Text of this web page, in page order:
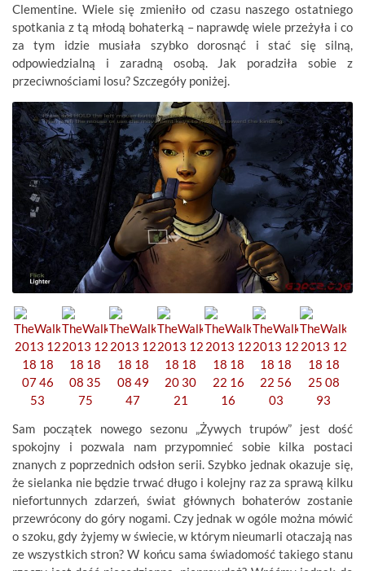
Clementine. Wiele się zmieniło od czasu naszego ostatniego
spotkania z tą młodą bohaterką – naprawdę wiele przeżyła i co
za tym idzie musiała szybko dorosnąć i stać się silną,
odpowiedzialną i zaradną osobą. Jak poradziła sobie z
przeciwnościami losu? Szczegóły poniżej.
Sam początek nowego sezonu „Żywych trupów” jest dość
spokojny i pozwala nam przypomnieć sobie kilka postaci
znanych z poprzednich odsłon serii. Szybko jednak okazuje się,
że sielanka nie będzie trwać długo i kolejny raz za sprawą kilku
niefortunnych zdarzeń, świat głównych bohaterów zostanie
przewrócony do góry nogami. Czy jednak w ogóle można mówić
o szoku, gdy żyjemy w świecie, w którym nieumarli otaczają nas
ze wszystkich stron? W końcu sama świadomość takiego stanu